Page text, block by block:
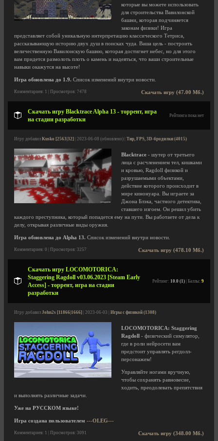
которые вы можете использовать
для строительства Вавилонской
башни, которая подчиняется
законам физики! Игра
представляет собой уникальную интерпретацию классического Тетриса,
рассказывающую историю двух душ в поисках чуда. Ваша цель - построить
величественную Вавилонскую башню, которая достигнет небес, но для этого
вам придется размолоть плоть о камень и надеяться, что ваши строительные
навыки окажутся на высоте!
Игра обновлена до 1.9. Список изменений внутри новости.
Скачать игру (47.00 Мб.)
Комментариев: 1 | Просмотров: 7478
Скачать игру Blacktrace Alpha 13 - торрент, игра
на стадии разработки
Рейтинга пока нет
Игру добавил Kusko [2563|32] | 2023-06-08 (обновлено) | Тир, FPS, 3D-бродилки (4015)
Blacktrace - шутер от третьего
лица с расчленением тел, кишками
и кровью, Ragdoll физикой и
разрушаемыми объектами,
действие которого происходит в
мире кинонуара. Вы играете за
Джона Блэка, частного детектива,
ставшего изгоем. Он решил убить
каждого преступника, который попадется ему на пути. Вы работаете от дела к
делу, открывая различные виды оружия.
Игра обновлена до Alpha 13. Список изменений внутри новости.
Скачать игру (478.10 Мб.)
Комментариев: 0 | Просмотров: 3257
Скачать игру LOCOMOTORICA:
Staggering Ragdoll v03.06.2023 [Steam Early
Access] - торрент, игра на стадии
разработки
Рейтинг: 10.0 (1) | Баллы: 9
Игру добавил John2s [11866|1666] | 2023-06-03 | Игры с физикой (1308)
LOCOMOTORICA: Staggering
Ragdoll - физический симулятор,
где в роли нейросети вам
предстоит управлять регдолл-
персонажем!
Управляйте ногами вручную,
чтобы сохранять равновесие,
ходить, преодолевать препятствия
и выполнять различные задачи.
Уже на РУССКОМ языке!
Игра создана пользователем ---OLEG---
Скачать игру (348.00 Мб.)
Комментариев: 1 | Просмотров: 3091